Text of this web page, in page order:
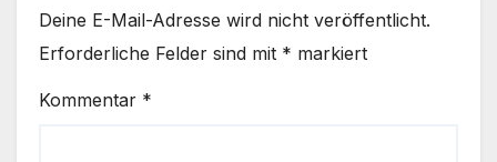
Deine E-Mail-Adresse wird nicht veröffentlicht.
Erforderliche Felder sind mit * markiert
Kommentar *